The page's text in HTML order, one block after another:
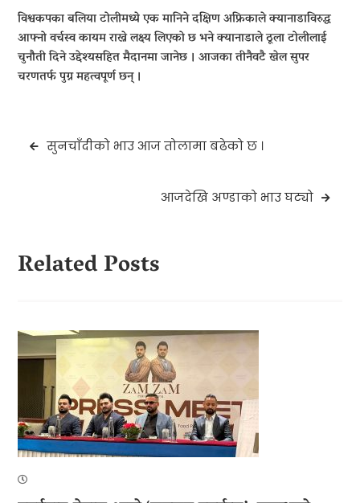
विश्वकपका बलिया टोलीमध्ये एक मानिने दक्षिण अफ्रिकाले क्यानाडाविरुद्ध
आफ्नो वर्चस्व कायम राख्ने लक्ष्य लिएको छ भने क्यानाडाले ठूला टोलीलाई
चुनौती दिने उद्देश्यसहित मैदानमा जानेछ । आजका तीनैवटै खेल सुपर
चरणतर्फ पुग्न महत्वपूर्ण छन् ।
Post
navigation
सुनचाँदीको भाउ आज तोलामा बढेको छ ।
आजदेखि अण्डाको भाउ घट्यो
Related Posts